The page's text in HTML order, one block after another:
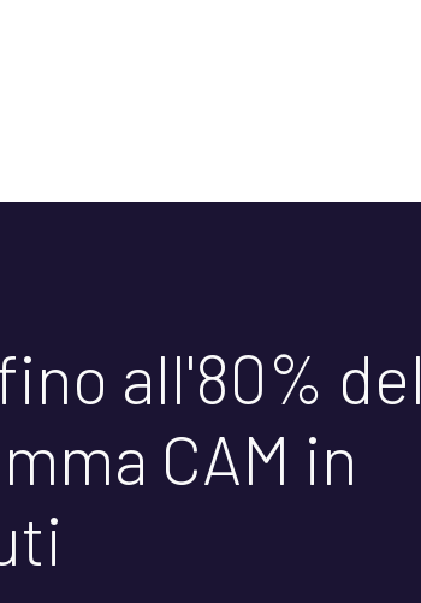
all'80% del
CAM in